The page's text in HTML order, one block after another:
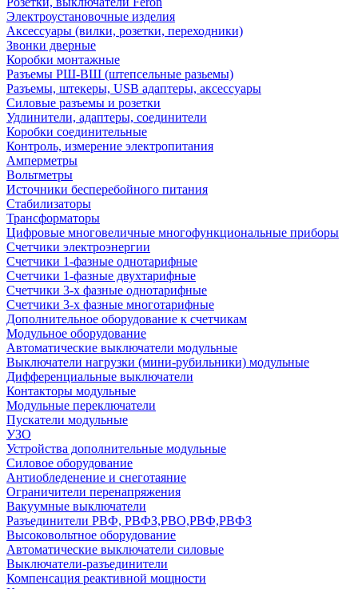
Электроустановочные изделия
Аксессуары (вилки, розетки, переходники)
Звонки дверные
Коробки монтажные
Разъемы РШ-ВШ (штепсельные разьемы)
Разъемы, штекеры, USB адаптеры, аксессуары
Силовые разъемы и розетки
Удлинители, адаптеры, соединители
Коробки соединительные
Контроль, измерение электропитания
Амперметры
Вольтметры
Источники бесперебойного питания
Стабилизаторы
Трансформаторы
Цифровые многовеличные многофункциональные приборы
Счетчики электроэнергии
Счетчики 1-фазные однотарифные
Счетчики 1-фазные двухтарифные
Счетчики 3-х фазные однотарифные
Счетчики 3-х фазные многотарифные
Дополнительное оборудование к счетчикам
Модульное оборудование
Автоматические выключатели модульные
Выключатели нагрузки (мини-рубильники) модульные
Дифференциальные выключатели
Контакторы модульные
Модульные переключатели
Пускатели модульные
УЗО
Устройства дополнительные модульные
Силовое оборудование
Антиобледенение и снеготаяние
Ограничители перенапряжения
Вакуумные выключатели
Разъединители РВФ, РВФЗ,РВО,РВФ,РВФЗ
Высоковольтное оборудование
Автоматические выключатели cиловые
Выключатели-разъединители
Компенсация реактивной мощности